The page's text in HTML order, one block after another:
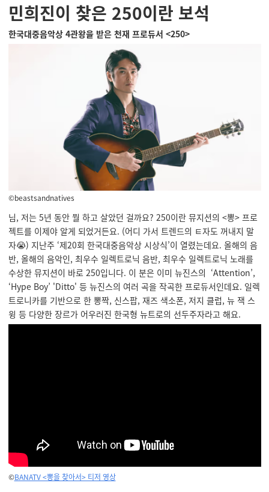
민희진이 찾은 250이란 보석
한국대중음악상 4관왕을 받은 천재 프로듀서 <250>
©beastsandnatives
님, 저는 5년 동안 뭘 하고 살았던 걸까요? 250이란 뮤지션의 <뽕> 프로
젝트를 이제야 알게 되었거든요. (어디 가서 트렌드의 ㅌ자도 꺼내지 말
자😭) 지난주 ‘제20회 한국대중음악상 시상식’이 열렸는데요. 올해의 음
반, 올해의 음악인, 최우수 일렉트로닉 음반, 최우수 일렉트로닉 노래를
수상한 뮤지션이 바로 250입니다. 이 분은 이미 뉴진스의 ‘Attention’,
‘Hype Boy’ 'Ditto' 등 뉴진스의 여러 곡을 작곡한 프로듀서인데요. 일렉
트로니카를 기반으로 한 뽕짝, 신스팝, 재즈 색소폰, 저지 클럽, 뉴 잭 스
윙 등 다양한 장르가 어우러진 한국형 뉴트로의 선두주자라고 해요.
©BANATV <뽕을 찾아서> 티저 영상